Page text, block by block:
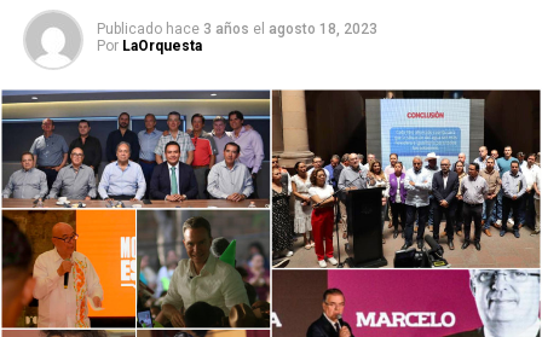
Publicado hace 3 años el agosto 18, 2023
Por LaOrquesta